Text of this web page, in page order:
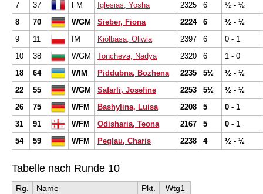
7
37 FM Iglesias, Yosha 2325 6
½ - ½
8
70 WGM Sieber, Fiona 2224 6
½ - ½
9
11 IM Kiolbasa, Oliwia 2397 6
0 - 1
10
38 WGM Toncheva, Nadya 2320 6
1 - 0
18
64 WIM Piddubna, Bozhena 2235 5½
½ - ½
22
55 WGM Safarli, Josefine 2253 5½
½ - ½
26
75 WFM Bashylina, Luisa 2208 5
0 - 1
31
91 WFM Odisharia, Teona 2167 5
0 - 1
54
59 WFM Peglau, Charis 2238 4 ½ - ½
Tabelle nach Runde 10
Rg. Name Pkt. Wtg1